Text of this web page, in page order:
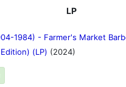
LP
1984) - Farmer's Market
(LP) (2024)